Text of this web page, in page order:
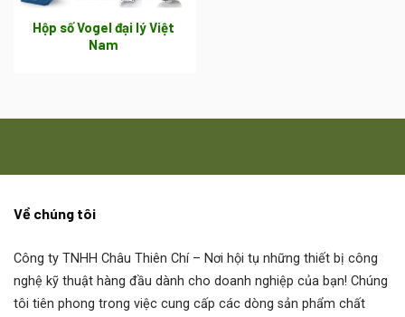
Hộp số Vogel đại lý Việt
Nam
Về chúng tôi
Công ty TNHH Châu Thiên Chí– Nơi hội tụ những thiết bị công
nghệ kỹ thuật hàng đầu dành cho doanh nghiệp của bạn! Chúng
tôi tiên phong trong việc cung cấp các dòng sản phẩm chất